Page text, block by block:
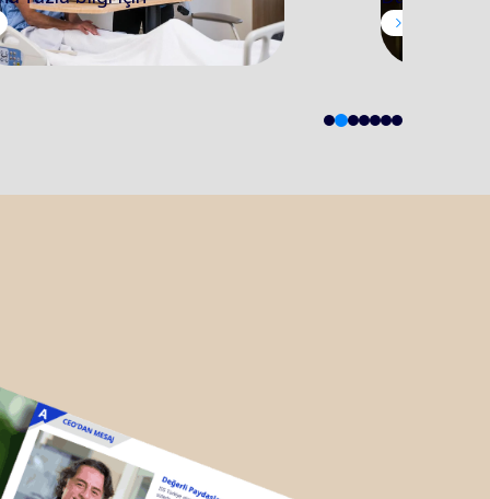
1234567